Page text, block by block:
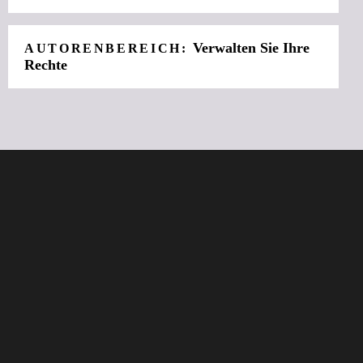
AUTORENBEREICH:Verwalten Sie Ihre
Rechte